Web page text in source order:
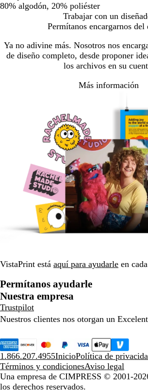
80% algodón, 20% poliéster
Trabajar con un
Permítanos encargarnos del
Ya no adivine más. Nosotros nos
de diseño completo, desde proponer
los archivos en su
Más información
VistaPrint está aquí para ayudarle en
Permítanos ayudarle
Nuestra empresa
Trustpilot
Nuestros clientes nos otorgan un
1.866.207.4955InicioPolítica de
Términos y condicionesAviso legal
Una empresa de CIMPRESS © 2001-
los derechos reservados.